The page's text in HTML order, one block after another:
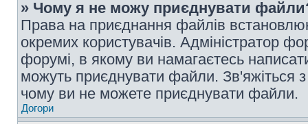
» Чому я не можу приєднувати
Права на приєднання файлів
окремих користувачів. Адміністратор
форумі, в якому ви намагаєтесь
можуть приєднувати файли. Зв'яжіться
чому ви не можете приєднувати файли.
Догори